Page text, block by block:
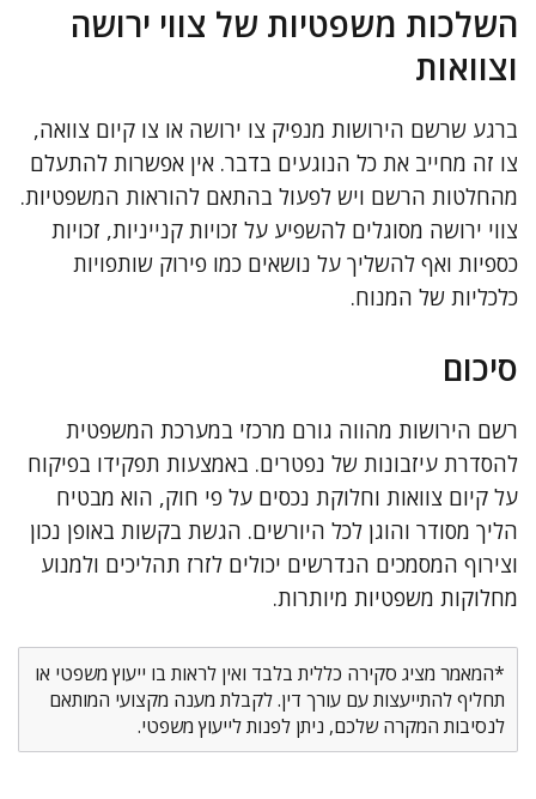
השלכות משפטיות של צווי ירושה
וצוואות
ברגע שרשם הירושות מנפיק צו ירושה או צו קיום צוואה,
צו זה מחייב את כל הנוגעים בדבר. אין אפשרות להתעלם
מהחלטות הרשם ויש לפעול בהתאם להוראות המשפטיות.
צווי ירושה מסוגלים להשפיע על זכויות קנייניות, זכויות
כספיות ואף להשליך על נושאים כמו פירוק שותפויות
כלכליות של המנוח.
סיכום
רשם הירושות מהווה גורם מרכזי במערכת המשפטית
להסדרת עיזבונות של נפטרים. באמצעות תפקידו בפיקוח
על קיום צוואות וחלוקת נכסים על פי חוק, הוא מבטיח
הליך מסודר והוגן לכל היורשים. הגשת בקשות באופן נכון
וצירוף המסמכים הנדרשים יכולים לזרז תהליכים ולמנוע
מחלוקות משפטיות מיותרות.
*המאמר מציג סקירה כללית בלבד ואין לראות בו ייעוץ משפטי או
תחליף להתייעצות עם עורך דין. לקבלת מענה מקצועי המותאם
לנסיבות המקרה שלכם, ניתן לפנות לייעוץ משפטי.